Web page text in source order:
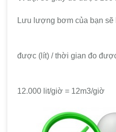
Lưu lượng bơm của
Q = 3600*
được (lít) / thời gian đo
= 3600 *
12.000 lit/giờ = 12m3/giờ